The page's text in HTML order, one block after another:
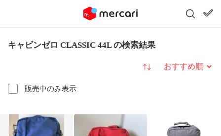
キャビンゼロ CLASSIC 44L の検索結果
販売中のみ表示
並び替え